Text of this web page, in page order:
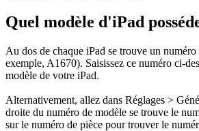
Quel modèle d'iPad
Au dos de chaque iPad se trouve un
exemple, A1670). Saisissez ce numéro ci-
modèle de votre iPad.
Alternativement, allez dans Réglages >
droite du numéro de modèle se trouve le
sur le numéro de pièce pour trouver le